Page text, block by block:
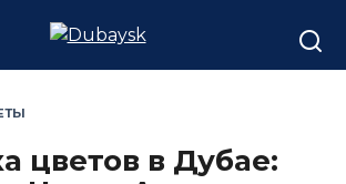
цветов в Дубае: